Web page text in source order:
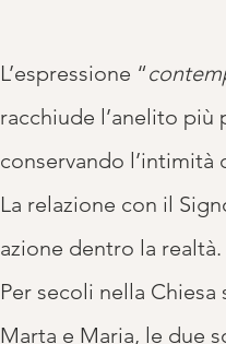
L’espressione “
racchiude l’anelito
conservando
La relazione con il
azione dentro la
Per secoli nella
Marta e Maria, le due